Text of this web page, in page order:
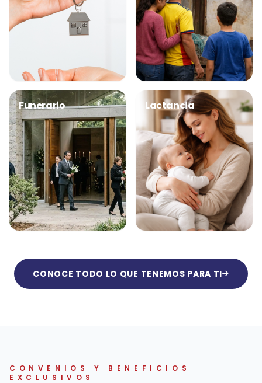
Funerario Lactancia
CONOCE TODO LO QUE TENEMOS PARA TI
CONVENIOS Y BENEFICIOS
EXCLUSIVOS